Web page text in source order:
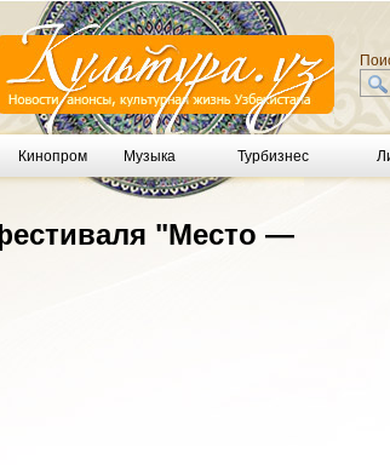
Кинопром Музыка Турбизнес
"Место —